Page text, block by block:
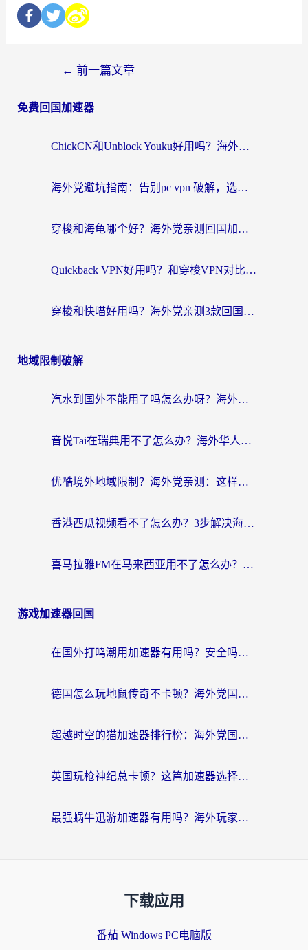
← 前一篇文章
免费回国加速器
ChickCN和Unblock Youku好用吗？海外党亲测3款回国加速器，附iOS免费选择指南
海外党避坑指南：告别pc vpn 破解，选对回国加速器轻松访问国内资源
穿梭和海龟哪个好？海外党亲测回国加速器，附电脑免费VPN推荐
Quickback VPN好用吗？和穿梭VPN对比哪个回国效果更好？海外党必看的真实测评与选择指南
穿梭和快喵好用吗？海外党亲测3款回国加速器，附日本回国VPN避坑指南
地域限制破解
汽水到国外不能用了吗怎么办呀？海外党追剧看片的救星在这里！
音悦Tai在瑞典用不了怎么办？海外华人追剧听歌的实用指南
优酷境外地域限制？海外党亲测：这样看国内剧再也不卡（附3个实用场景解决）
香港西瓜视频看不了怎么办？3步解决海外追剧难题，附靠谱加速器推荐
喜马拉雅FM在马来西亚用不了怎么办？海外华人亲测有效的回国加速指南
游戏加速器回国
在国外打鸣潮用加速器有用吗？安全吗？海外玩家国服游戏加速全指南
德国怎么玩地鼠传奇不卡顿？海外党国服游戏加速全攻略（含战双EVE实用指南）
超越时空的猫加速器排行榜：海外党国服游戏不卡顿的终极选择指南
英国玩枪神纪总卡顿？这篇加速器选择指南帮你告别延迟（附实测推荐）
最强蜗牛迅游加速器有用吗？海外玩家国服游戏加速避坑指南（附德国玩忍者必须死3流星蝴蝶剑解决办法）
下载应用
番茄 Windows PC电脑版